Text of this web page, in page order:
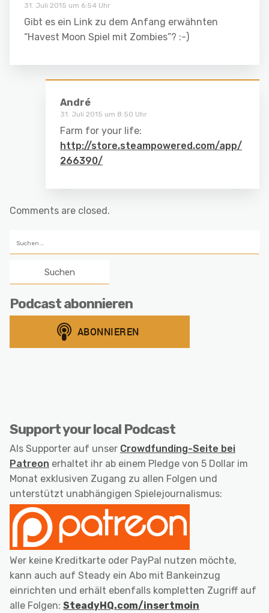
31. Juli 2015 um 6:54 Uhr
Gibt es ein Link zu dem Anfang erwähnten
“Havest Moon Spiel mit Zombies”? :-)
André
31. Juli 2015 um 8:50 Uhr
Farm for your life:
http://store.steampowered.com/app/
266390/
Comments are closed.
nach:
Podcast abonnieren
Support your local Podcast
Als Supporter auf unser Crowdfunding-Seite bei
Patreon erhaltet ihr ab einem Pledge von 5 Dollar im
Monat exklusiven Zugang zu allen Folgen und
unterstützt unabhängigen Spielejournalismus:
Wer keine Kreditkarte oder PayPal nutzen möchte,
kann auch auf Steady ein Abo mit Bankeinzug
einrichten und erhält ebenfalls kompletten Zugriff auf
alle Folgen: SteadyHQ.com/insertmoin